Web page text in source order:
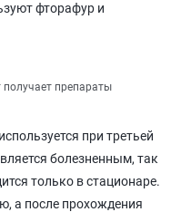
фторафур и
получает препараты
при третьей
болезненным, так
только в стационаре.
а после прохождения